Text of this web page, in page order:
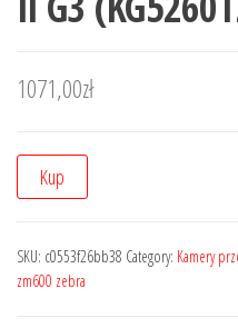
1071,00zł
Kup
SKU: c0553f26bb38 Category: Kamery
zm600 zebra